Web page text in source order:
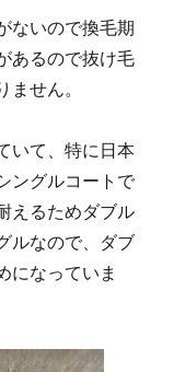
ないので換毛期
あるので抜け毛
せん。
いて、特に日本
ングルコートで
えるためダブル
ルなので、ダブ
になっていま